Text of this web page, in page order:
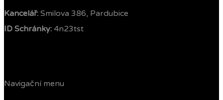
Kancelář: Smilova 386, Pardubice
ID Schránky: 4n23tst
Navigační menu